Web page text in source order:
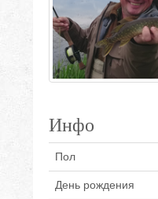
Инфо
Пол
День рождения